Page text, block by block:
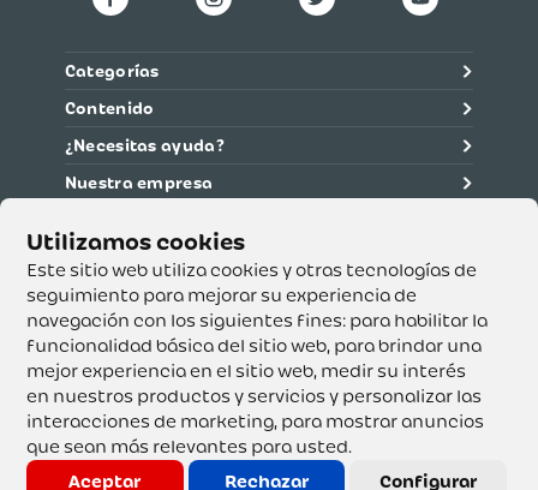
Este sitio web utiliza cookies y otras tecnologías de
seguimiento para mejorar su experiencia de
navegación con los siguientes fines: para habilitar la
funcionalidad básica del sitio web, para brindar una
mejor experiencia en el sitio web, medir su interés
en nuestros productos y servicios y personalizar las
interacciones de marketing, para mostrar anuncios
que sean más relevantes para usted.
Aceptar
Rechazar Configurar
Categorías
Contenido
¿Necesitas ayuda?
Nuestra empresa
Supertiendas y Drogería Olímpica S.A. - Nit 890.107.487 -
Dirección de notificación: Calle 53 No. 46-192 local 3-01
Teléfono: 3232540999 - Correo:
servicioalcliente@olimpica.com.co
Copyright o Actualización 2023 OLÍMPICA S.A. Derechos
Reservados.